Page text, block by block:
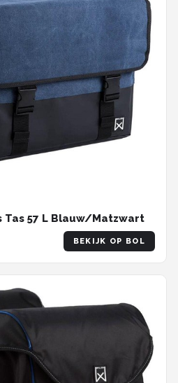
Tas 57 L Blauw/Matzwart
BEKIJK OP BOL